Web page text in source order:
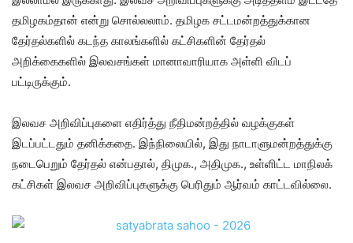
தமிழகம்தான் என்று சொல்லலாம். தமிழக சட்டமன்றத்துக்கான
தேர்தல்களில் கடந்த காலங்களில் கட்சிகளின் தேர்தல்
அறிக்கைகளில் இலவசங்கள் மானாவாரியாக அள்ளி விடப்
பட்டிருக்கும்.
இலவச அறிவிப்புகளை எதிர்த்து நீதிமன்றத்தில் வழக்குகள்
இடப்பட்டதும் தனிக்கதை. இந்நிலையில், இது நாடாளுமன்றத்துக்கு
நடைபெறும் தேர்தல் என்பதால், திமுக., அதிமுக., உள்ளிட்ட மாநிலக்
கட்சிகள் இலவச அறிவிப்புகளுக்கு பெரிதும் ஆர்வம் காட்டவில்லை.